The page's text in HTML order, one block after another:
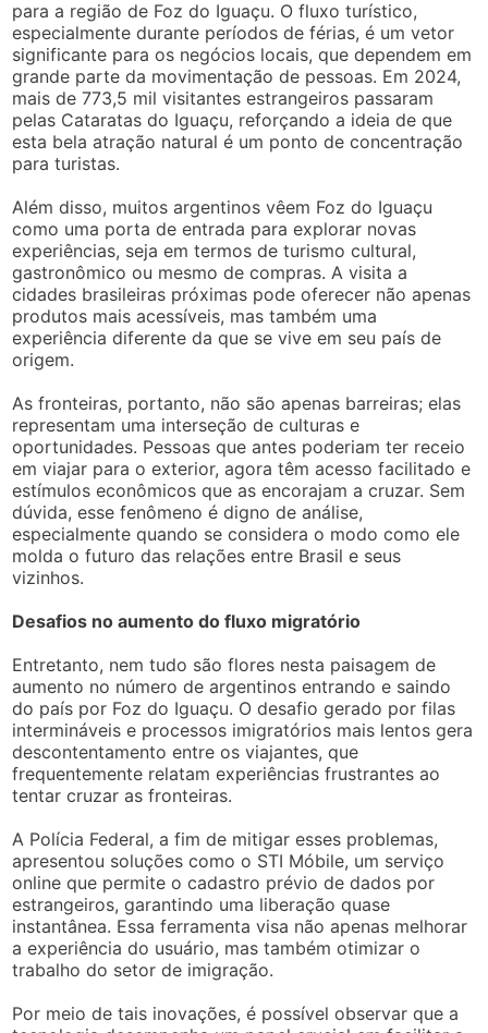
para a região de Foz do Iguaçu. O fluxo turístico,
especialmente durante períodos de férias, é um vetor
significante para os negócios locais, que dependem em
grande parte da movimentação de pessoas. Em 2024,
mais de 773,5 mil visitantes estrangeiros passaram
pelas Cataratas do Iguaçu, reforçando a ideia de que
esta bela atração natural é um ponto de concentração
para turistas.
Além disso, muitos argentinos vêem Foz do Iguaçu
como uma porta de entrada para explorar novas
experiências, seja em termos de turismo cultural,
gastronômico ou mesmo de compras. A visita a
cidades brasileiras próximas pode oferecer não apenas
produtos mais acessíveis, mas também uma
experiência diferente da que se vive em seu país de
origem.
As fronteiras, portanto, não são apenas barreiras; elas
representam uma interseção de culturas e
oportunidades. Pessoas que antes poderiam ter receio
em viajar para o exterior, agora têm acesso facilitado e
estímulos econômicos que as encorajam a cruzar. Sem
dúvida, esse fenômeno é digno de análise,
especialmente quando se considera o modo como ele
molda o futuro das relações entre Brasil e seus
vizinhos.
Desafios no aumento do fluxo migratório
Entretanto, nem tudo são flores nesta paisagem de
aumento no número de argentinos entrando e saindo
do país por Foz do Iguaçu. O desafio gerado por filas
intermináveis e processos imigratórios mais lentos gera
descontentamento entre os viajantes, que
frequentemente relatam experiências frustrantes ao
tentar cruzar as fronteiras.
A Polícia Federal, a fim de mitigar esses problemas,
apresentou soluções como o STI Móbile, um serviço
online que permite o cadastro prévio de dados por
estrangeiros, garantindo uma liberação quase
instantânea. Essa ferramenta visa não apenas melhorar
a experiência do usuário, mas também otimizar o
trabalho do setor de imigração.
Por meio de tais inovações, é possível observar que a